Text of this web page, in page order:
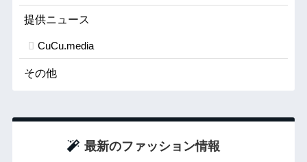
提供ニュース
CuCu.media
その他
最新のファッション情報